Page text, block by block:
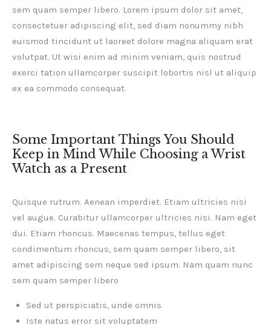
sem quam semper libero. Lorem ipsum dolor sit amet,
consectetuer adipiscing elit, sed diam nonummy nibh
euismod tincidunt ut laoreet dolore magna aliquam erat
volutpat. Ut wisi enim ad minim veniam, quis nostrud
exerci tation ullamcorper suscipit lobortis nisl ut aliquip
ex ea commodo consequat.
Some Important Things You Should
Keep in Mind While Choosing a Wrist
Watch as a Present
Quisque rutrum. Aenean imperdiet. Etiam ultricies nisi
vel augue. Curabitur ullamcorper ultricies nisi. Nam eget
dui. Etiam rhoncus. Maecenas tempus, tellus eget
condimentum rhoncus, sem quam semper libero, sit
amet adipiscing sem neque sed ipsum. Nam quam nunc
sem quam semper libero
Sed ut perspiciatis, unde omnis
Iste natus error sit voluptatem